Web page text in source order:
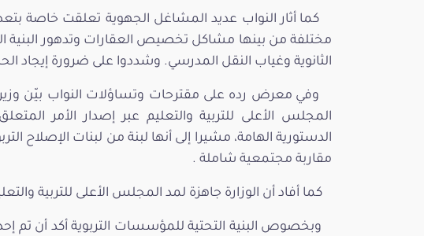
كما أثار النواب عديد المشاغل الجهوية تعلقت خاصة
مختلفة من بينها مشاكل تخصيص العقارات وتدهور البنية
الثانوية وغياب النقل المدرسي. وشددوا على ضرورة إيجاد
وفي معرض رده على مقترحات وتساؤلات النواب بيّن وزير
المجلس الأعلى للتربية والتعليم عبر إصدار الأمر
الدستورية الهامة، مشيرا إلى أنها لبنة من لبنات الإصلاح
مقاربة مجتمعية شاملة .
كما أفاد أن الوزارة جاهزة لمد المجلس الأعلى للتربية
وبخصوص البنية التحتية للمؤسسات التربوية أكد أن تم